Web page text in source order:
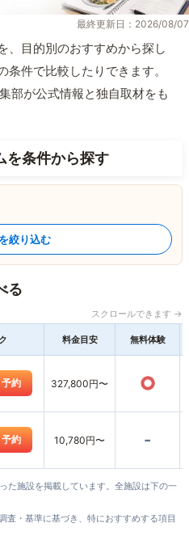
最終更新日：2026/08/07
、目的別のおすすめから探し
件で比較したりできます。
部が公式情報と独自取材をも
を条件から探す
絞り込む
る
スクロールできます →
料金目安 無料体験
予約 327,800円〜 ○
予約 10,780円〜 -
た施設を掲載しています。全施設は下の一
・基準に基づき、特におすすめする項目